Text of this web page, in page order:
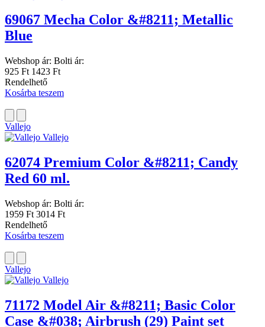
69067 Mecha Color &#8211; Metallic
Blue
Webshop ár: Bolti ár:
925 Ft 1423 Ft
Rendelhető
Kosárba teszem
Vallejo
Vallejo
62074 Premium Color &#8211; Candy
Red 60 ml.
Webshop ár: Bolti ár:
1959 Ft 3014 Ft
Rendelhető
Kosárba teszem
Vallejo
Vallejo
71172 Model Air &#8211; Basic Color
Case &#038; Airbrush (29) Paint set